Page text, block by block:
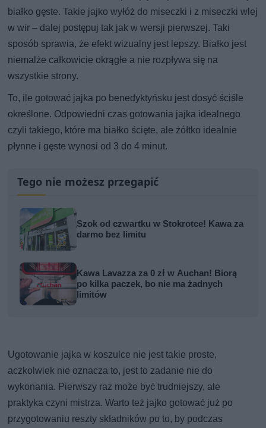
białko gęste. Takie jajko wyłóż do miseczki i z miseczki wlej
w wir – dalej postępuj tak jak w wersji pierwszej. Taki
sposób sprawia, że efekt wizualny jest lepszy. Białko jest
niemalże całkowicie okrągłe a nie rozpływa się na
wszystkie strony.
To, ile gotować jajka po benedyktyńsku jest dosyć ściśle
określone. Odpowiedni czas gotowania jajka idealnego
czyli takiego, które ma białko ścięte, ale żółtko idealnie
płynne i gęste wynosi od 3 do 4 minut.
Tego nie możesz przegapić
Szok od czwartku w Stokrotce! Kawa za
darmo bez limitu
Kawa Lavazza za 0 zł w Auchan! Biorą
po kilka paczek, bo nie ma żadnych
limitów
Ugotowanie jajka w koszulce nie jest takie proste,
aczkolwiek nie oznacza to, jest to zadanie nie do
wykonania. Pierwszy raz może być trudniejszy, ale
praktyka czyni mistrza. Warto też jajko gotować już po
przygotowaniu reszty składników po to, by podczas